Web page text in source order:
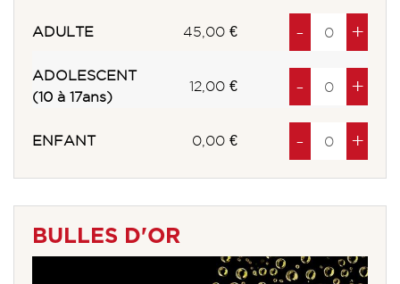
ADULTE 45,00 € - Diminuer
produits
+à
ADOLESCENT
(10 à 17ans)
12,00 € - Diminuer
produits
+à
ENFANT 0,00 € - Diminuer
produits
+à
BULLES D'OR